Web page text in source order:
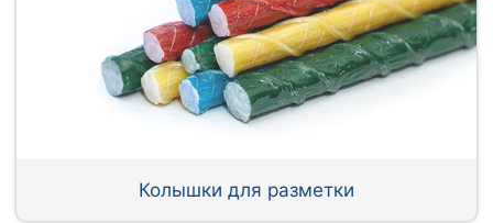
Колышки для разметки